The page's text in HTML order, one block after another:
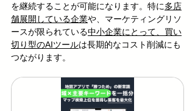
を継続することが可能になります。特に多店
舗展開している企業や、マーケティングリソ
ースが限られている中小企業にとって、買い
切り型のAIツールは長期的なコスト削減にも
つながります。